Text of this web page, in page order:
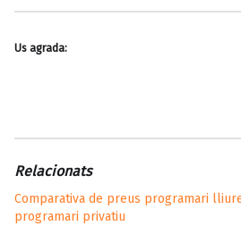
Us agrada:
Relacionats
Comparativa de preus programari
programari privatiu